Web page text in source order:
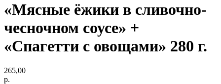
«Мясные ёжики в сливочно-
чесночном соусе» +
«Спагетти с овощами» 280 г.
265,00
р.